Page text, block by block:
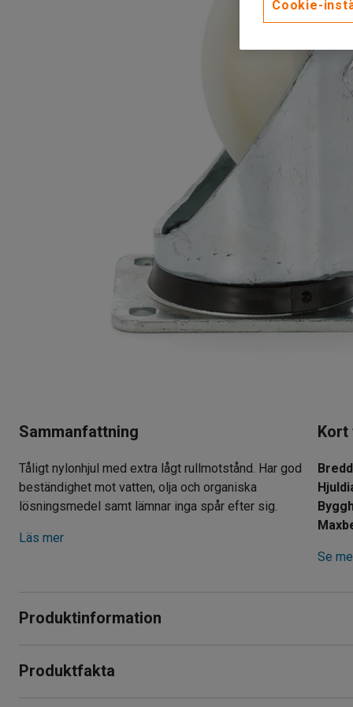
Sammanfattning
Tåligt nylonhjul med extra lågt rullmotstånd. Har god
beständighet mot vatten, olja och organiska
lösningsmedel samt lämnar inga spår efter sig.
Läs mer
Kort
Bredd
Se
Produktinformation
normala rumstemperaturer har hjulet god beständighet mot
Produktfakta
Cookie-